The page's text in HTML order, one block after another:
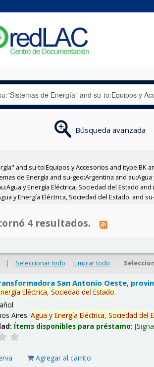
Búsqueda avanzada
and su-to:Equipos y Accesorios and itype:BK
de Energía and su-geo:Argentina and
y Energía Eléctrica, Sociedad del Estado
y Energía Eléctrica, Sociedad del Estado. and
4 resultados.
| Seleccionar todo Limpiar todo |
San Antonio Oeste,
Eléctrica, Sociedad delEstado.
Aires:Agua y Energía Eléctrica, Sociedad del
Ítems disponibles para préstamo:
Agregar al carrito